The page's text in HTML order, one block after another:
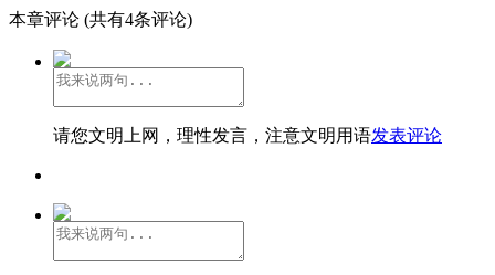
本章评论 (共有4条评论)
请您文明上网，理性发言，注意文明用语发表评论